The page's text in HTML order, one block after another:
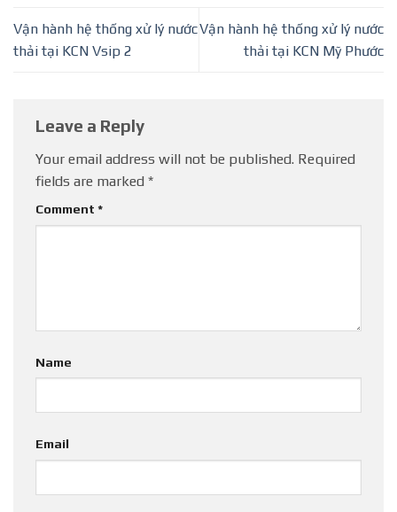
Vận hành hệ thống xử lý nước
thải tại KCN Vsip 2
Vận hành hệ thống xử lý nước
thải tại KCN Mỹ Phước
Leave a Reply
Your email address will not be published. Required
fields are marked *
Comment *
Name
Email